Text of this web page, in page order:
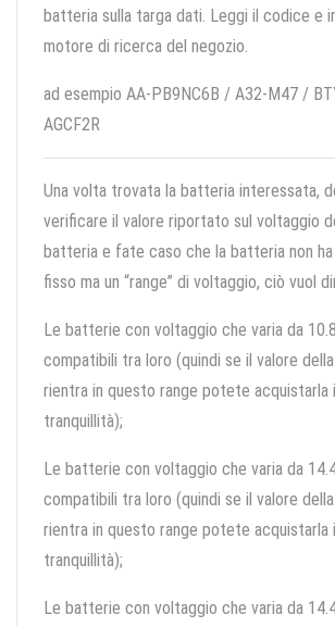
batteria sulla targa dati. Leggi il codice e
motore di ricerca del negozio.
ad esempio AA-PB9NC6B / A32-M47 /
AGCF2R
Una volta trovata la batteria interessata,
verificare il valore riportato sul voltaggio
batteria e fate caso che la batteria non
fisso ma un “range” di voltaggio, ciò vuol
Le batterie con voltaggio che varia da
compatibili tra loro (quindi se il valore
rientra in questo range potete
tranquillità);
Le batterie con voltaggio che varia da
compatibili tra loro (quindi se il valore
rientra in questo range potete
tranquillità);
Le batterie con voltaggio che varia da